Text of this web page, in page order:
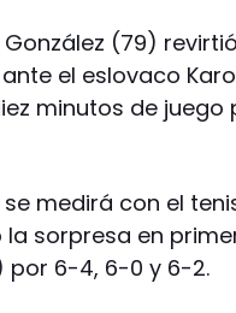
(79)
el eslovaco
minutos de juego
medirá con el
sorpresa en
por 6-4, 6-0 y 6-2.